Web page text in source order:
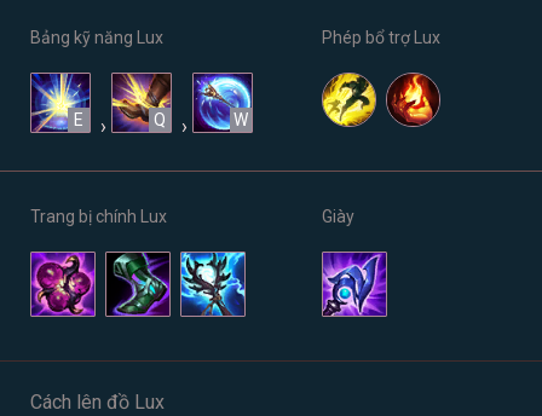
Bảng kỹ năng Lux
E › Q › W
Phép bổ trợ Lux
Trang bị chính Lux Giày
Cách lên đồ Lux